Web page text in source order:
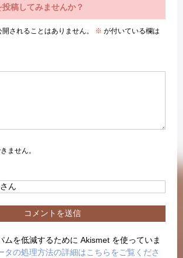
稿してみませんか？
されることはありません。 ※ が付いている欄は
ません。
ムを低減するために Akismet を使っていま
タの処理方法の詳細はこちらをご覧くださ